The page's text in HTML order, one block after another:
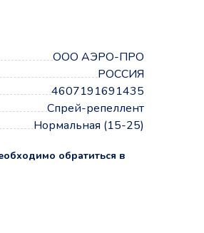
ООО АЭРО-ПРО
РОССИЯ
4607191691435
Спрей-репеллент
Нормальная (15-25)
обратиться в